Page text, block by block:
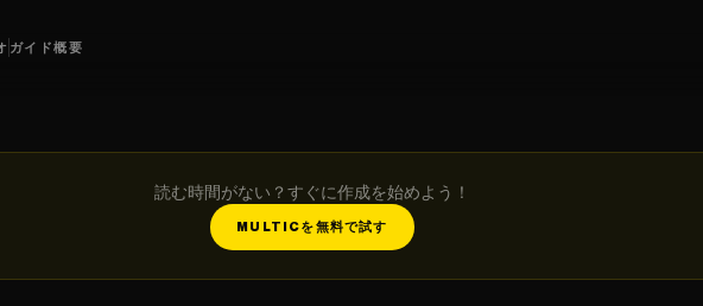
ガイド概要
読む時間がない？すぐに作成を始めよう！
MULTICを無料で試す